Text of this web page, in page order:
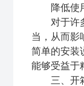
降低使
对于许多
当，从而影
简单的安装
能够受益于
三、开箱